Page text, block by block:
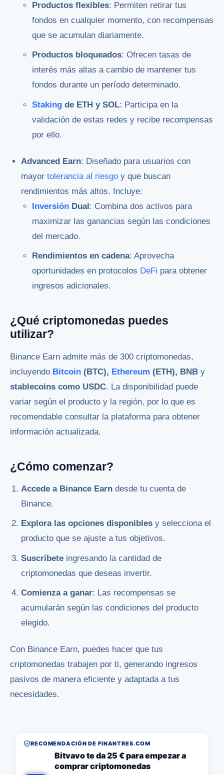
Productos flexibles: Permiten retirar tus
fondos en cualquier momento, con recompensas
que se acumulan diariamente.
Productos bloqueados: Ofrecen tasas de
interés más altas a cambio de mantener tus
fondos durante un período determinado.
Staking de ETH y SOL: Participa en la
validación de estas redes y recibe recompensas
por ello.
Advanced Earn: Diseñado para usuarios con
mayortolerancia al riesgo y que buscan
rendimientos más altos. Incluye:
Inversión Dual: Combina dos activos para
maximizar las ganancias según las condiciones
del mercado.
Rendimientos en cadena: Aprovecha
oportunidades en protocolos DeFi para obtener
ingresos adicionales.
¿Qué criptomonedas puedes
utilizar?
Binance Earn admite más de 300 criptomonedas,
incluyendo Bitcoin (BTC), Ethereum (ETH), BNB y
stablecoins como USDC. La disponibilidad puede
variar según el producto y la región, por lo que es
recomendable consultar la plataforma para obtener
información actualizada.
¿Cómo comenzar?
Accede a Binance Earn desde tu cuenta de
Binance.
Explora las opciones disponibles y selecciona el
producto que se ajuste a tus objetivos.
Suscríbete ingresando la cantidad de
criptomonedas que deseas invertir.
Comienza a ganar: Las recompensas se
acumularán según las condiciones del producto
elegido.
Con Binance Earn, puedes hacer que tus
criptomonedas trabajen por ti, generando ingresos
pasivos de manera eficiente y adaptada a tus
necesidades.
RECOMENDACIÓN DE FINANTRES.COM
Bitvavo te da 25 € para empezar a
comprar criptomonedas